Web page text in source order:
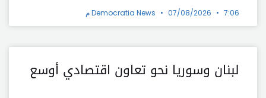
Democratia News 07/08/2026 7:06 م
لبنان وسوريا نحو تعاون اقتصادي أوسع